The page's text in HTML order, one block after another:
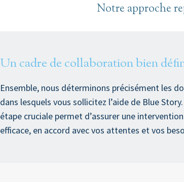
Notre approche
Un cadre de collaboration bien
Ensemble, nous déterminons précisément les
dans lesquels vous sollicitez l’aide de Blue
étape cruciale permet d’assurer une intervention
efficace, en accord avec vos attentes et vos